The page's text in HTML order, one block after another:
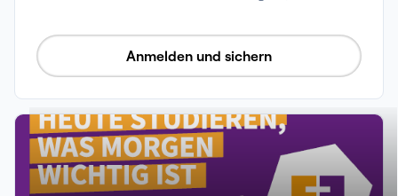
Schwerpunkt, entweder am TUM Campus in München,
Heilbronn oder Straubing zu studieren.
Anmelden und sichern